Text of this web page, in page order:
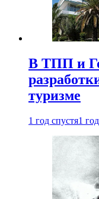
В ТПП и
туризме
1 год спустя1